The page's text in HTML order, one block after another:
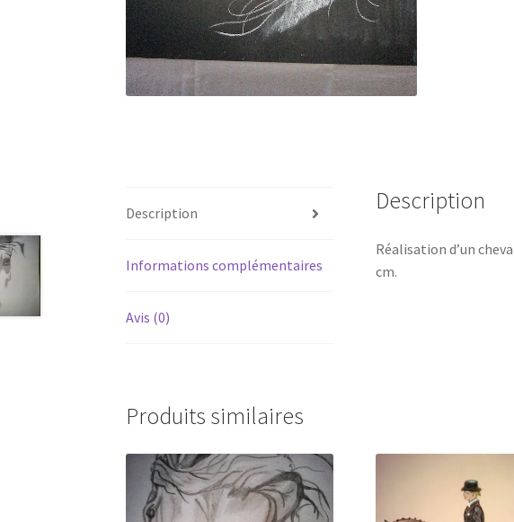
Description
Informations complémentaires
Avis (0)
Description
Réalisation d’un
cm.
Produits similaires